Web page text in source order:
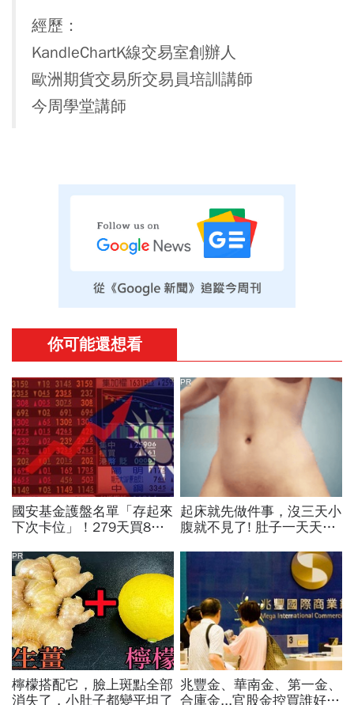
經歷：
KandleChartK線交易室創辦人
歐洲期貨交易所交易員培訓講師
今周學堂講師